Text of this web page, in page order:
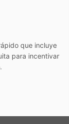
que incluye
para incentivar